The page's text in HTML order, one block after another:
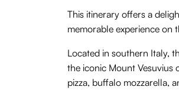
This itinerary offers a
memorable experience on
Located in southern Italy,
the iconic Mount Vesuvius
pizza, buffalo mozzarella,